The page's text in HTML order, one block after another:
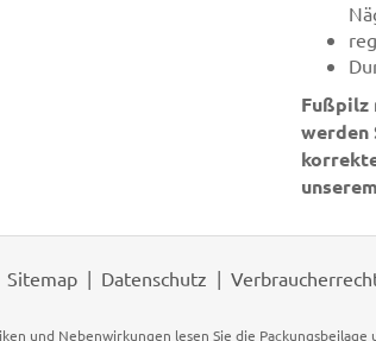
Fußpilz
werden
Sitemap Datenschutz
und Nebenwirkungen lesen Sie die